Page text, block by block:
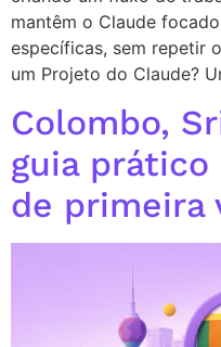
mantêm o Claude
específicas, sem repetir
um Projeto do Claude?
Colombo,
guia
de primeira